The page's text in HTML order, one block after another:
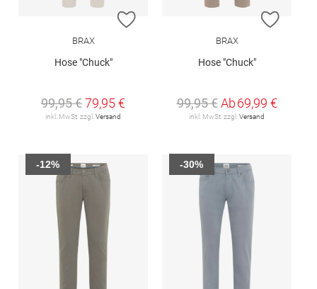
ZUR WUNSCHLISTE HINZUFÜGEN
BRAX
Hose "Chuck"
99,95 €79,95 €
inkl. MwSt. zzgl. Versand
ZUR
BRAX
Hose "Chuck"
99,95 € Ab69,99 €
inkl. MwSt. zzgl. Versand
-12% -30%